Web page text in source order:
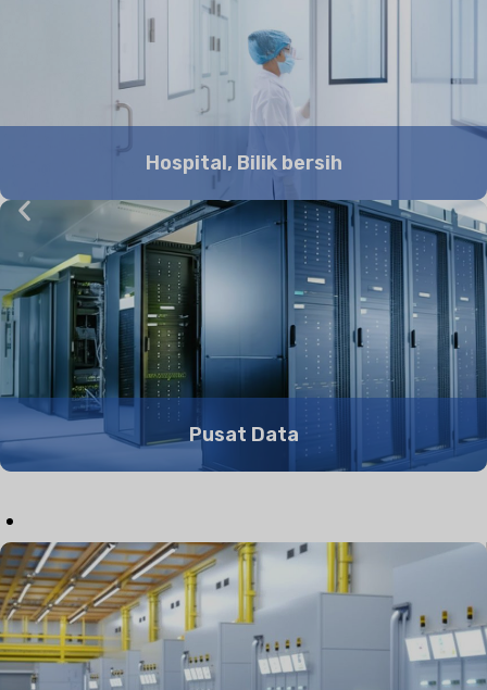
Hospital, Bilik bersih
Pusat Data